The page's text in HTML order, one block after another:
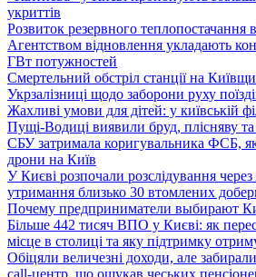
укриттів
Розвиток резервного теплопостачання
Агентством відновлення укладають
ГВт потужностей
Смертельний обстріл станції на
Укрзалізниці щодо заборони руху
Жахливі умови для дітей: у київській
Пущі-Водиці виявили бруд, плісняву
СБУ затримала коригувальника ФСБ,
дрони на Київ
У Києві розпочали розслідування
утримання близько 30 втомлених
Почему предприниматели выбирают
Більше 442 тисяч ВПО у Києві: як
місце в столиці та яку підтримку
Обіцяли величезні доходи, але